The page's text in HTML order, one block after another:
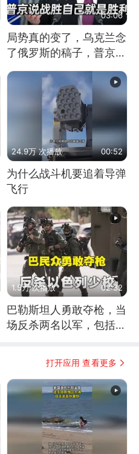
03:06
局势真的变了，乌克兰念
了俄罗斯的稿子，普京说
24.9万 次播放 00:52
为什么战斗机要追着导弹
飞行
1.5万 次播放 02:32
巴勒斯坦人勇敢夺枪，当
场反杀两名以军，包括一
打开应用 查看更多